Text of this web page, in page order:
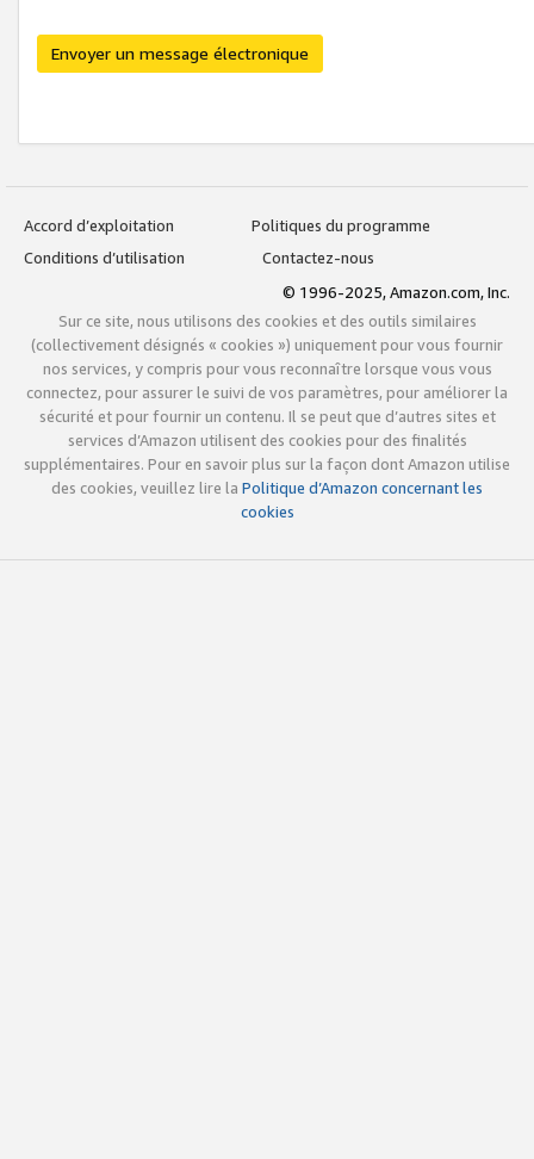
Envoyer un message électronique
Accord d’exploitation
Politiques du programme
Conditions d’utilisation
Contactez-nous
© 1996-2025, Amazon.com, Inc.
Sur ce site, nous utilisons des cookies et des outils similaires
(collectivement désignés « cookies ») uniquement pour vous fournir
nos services, y compris pour vous reconnaître lorsque vous vous
connectez, pour assurer le suivi de vos paramètres, pour améliorer la
sécurité et pour fournir un contenu. Il se peut que d’autres sites et
services d’Amazon utilisent des cookies pour des finalités
supplémentaires. Pour en savoir plus sur la façon dont Amazon utilise
des cookies, veuillez lire la Politique d’Amazon concernant les
cookies